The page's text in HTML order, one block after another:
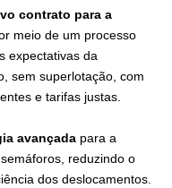
contrato para a
meio de um processo
expectativas da
sem superlotação, com
e tarifas justas.
avançada para a
reduzindo o
dos deslocamentos.